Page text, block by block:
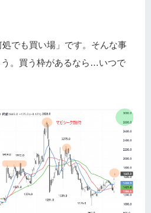
でも買い場」です。そんな事
。買う枠があるなら…いつで